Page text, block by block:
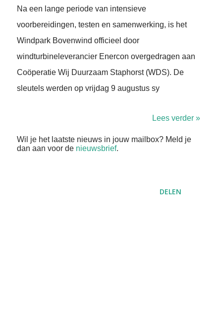
Na een lange periode van intensieve
voorbereidingen, testen en samenwerking, is het
Windpark Bovenwind officieel door
windturbineleverancier Enercon overgedragen aan
Coöperatie Wij Duurzaam Staphorst (WDS). De
sleutels werden op vrijdag 9 augustus sy
Lees verder »
Wil je het laatste nieuws in jouw mailbox? Meld je
dan aan voor de nieuwsbrief.
DELEN